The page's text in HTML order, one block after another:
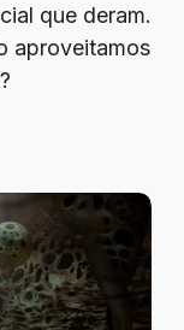
que deram.
aproveitamos